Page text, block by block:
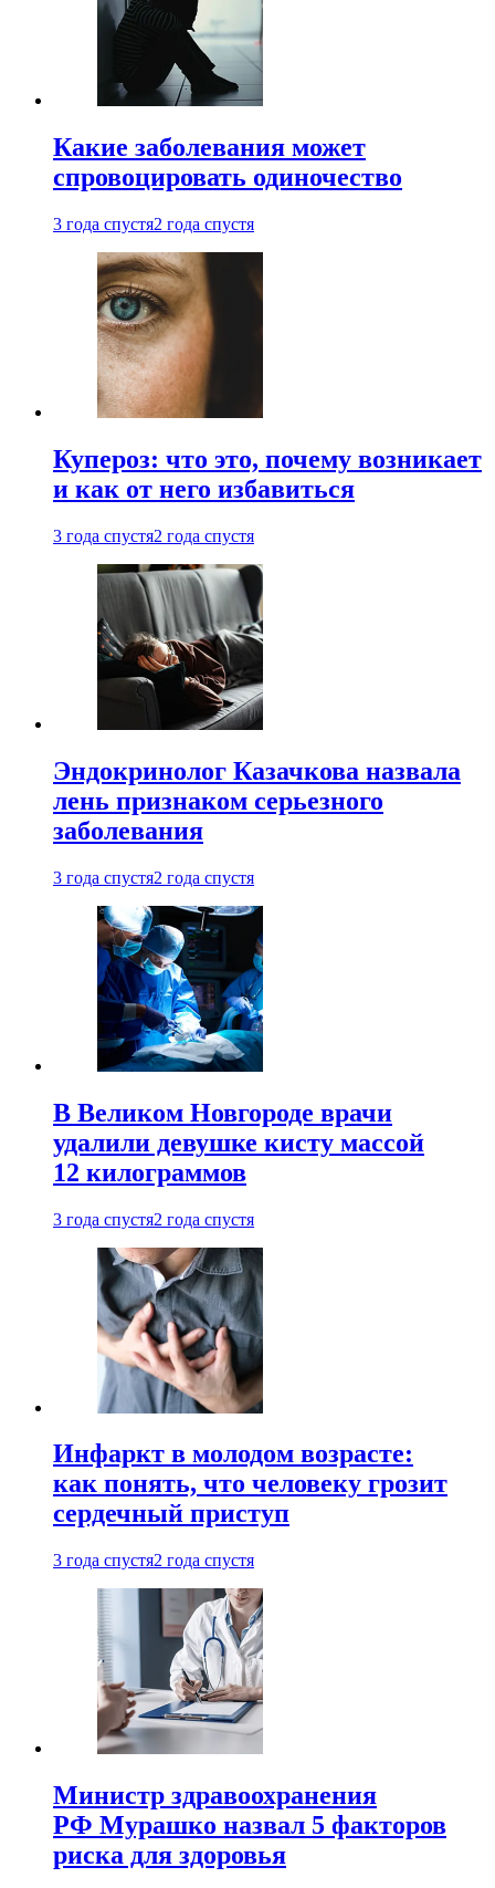
Какие заболевания может
спровоцировать одиночество
3 года спустя2 года спустя
Купероз: что это, почему возникает
и как от него избавиться
3 года спустя2 года спустя
Эндокринолог Казачкова назвала
лень признаком серьезного
заболевания
3 года спустя2 года спустя
В Великом Новгороде врачи
удалили девушке кисту массой
12 килограммов
3 года спустя2 года спустя
Инфаркт в молодом возрасте:
как понять, что человеку грозит
сердечный приступ
3 года спустя2 года спустя
Министр здравоохранения
РФ Мурашко назвал 5 факторов
риска для здоровья